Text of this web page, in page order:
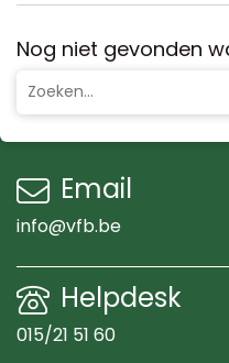
Nog niet gevonden
Email
info@vfb.be
Helpdesk
015/21 51 60